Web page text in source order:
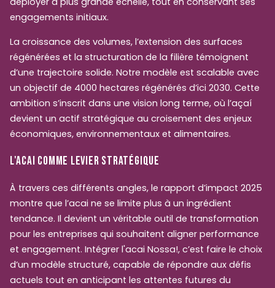
engagements initiaux.
La croissance des volumes, l’extension des surfaces
régénérées et la structuration de la filière témoignent
d’une trajectoire solide. Notre modèle est scalable avec
un objectif de 4000 hectares régénérés d’ici 2030. Cette
ambition s’inscrit dans une vision long terme, où l’açaí
devient un actif stratégique au croisement des enjeux
économiques, environnementaux et alimentaires.
L'ACAI COMME LEVIER STRATÉGIQUE
À travers ces différents angles, le rapport d’impact 2025
montre que l’acai ne se limite plus à un ingrédient
tendance. Il devient un véritable outil de transformation
pour les entreprises qui souhaitent aligner performance
et engagement. Intégrer l'acai Nossa!, c’est faire le choix
d’un modèle structuré, capable de répondre aux défis
actuels tout en anticipant les attentes futures du